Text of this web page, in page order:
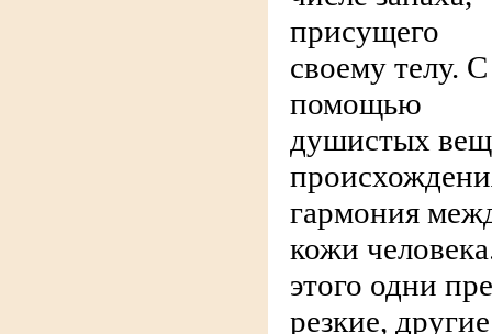
присущего
своему телу. С
помощью
душистых
гармония
кожи
этого одни
резкие,